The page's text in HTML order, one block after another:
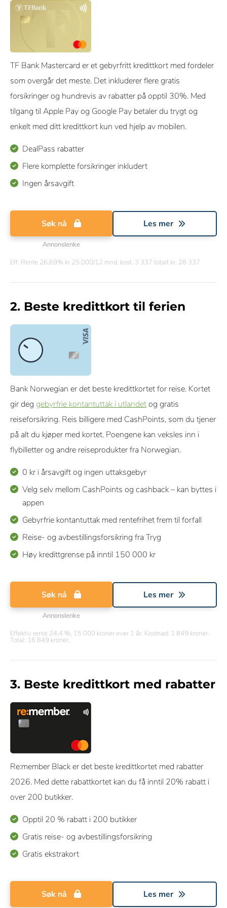
TF Bank Mastercard er et gebyrfritt kredittkort med fordeler
som overgår det meste. Det inkluderer flere gratis
forsikringer og hundrevis av rabatter på opptil 30%. Med
tilgang til Apple Pay og Google Pay betaler du trygt og
enkelt med ditt kredittkort kun ved hjelp av mobilen.
DealPass rabatter
Flere komplette forsikringer inkludert
Ingen årsavgift
Søk nå
Annonslenke
Les mer
Eff. Rente 26,69% kr 25.000/12 mnd, kost. 3 337 totalt kr. 28 337
2. Beste kredittkort til ferien
Bank Norwegian er det beste kredittkortet for reise. Kortet
gir deg gebyrfrie kontantuttak i utlandetog gratis
reiseforsikring. Reis billigere med CashPoints, som du tjener
på alt du kjøper med kortet. Poengene kan veksles inn i
flybilletter og andre reiseprodukter fra Norwegian.
0 kr i årsavgift og ingen uttaksgebyr
Velg selv mellom CashPoints og cashback – kan byttes i
appen
Gebyrfrie kontantuttak med rentefrihet frem til forfall
Reise- og avbestillingsforsikring fra Tryg
Høy kredittgrense på inntil 150 000 kr
Søk nå
Annonslenke
Les mer
Effektiv rente 24,4 %, 15 000 kroner over 1 år. Kostnad: 1 849 kroner.
Total: 16 849 kroner.
3. Beste kredittkort med rabatter
Re:member Black er det beste kredittkortet med rabatter
2026. Med dette rabattkortet kan du få inntil 20% rabatt i
over 200 butikker.
Opptil 20 % rabatt i 200 butikker
Gratis reise- og avbestillingsforsikring
Gratis ekstrakort
Søk nå Les mer